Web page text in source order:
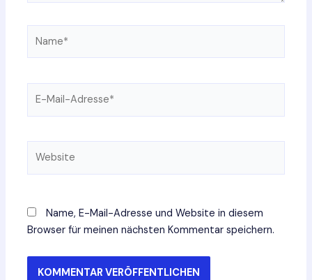
Mail-
Name, E-Mail-Adresse und Website in diesem
Browser für meinen nächsten Kommentar speichern.